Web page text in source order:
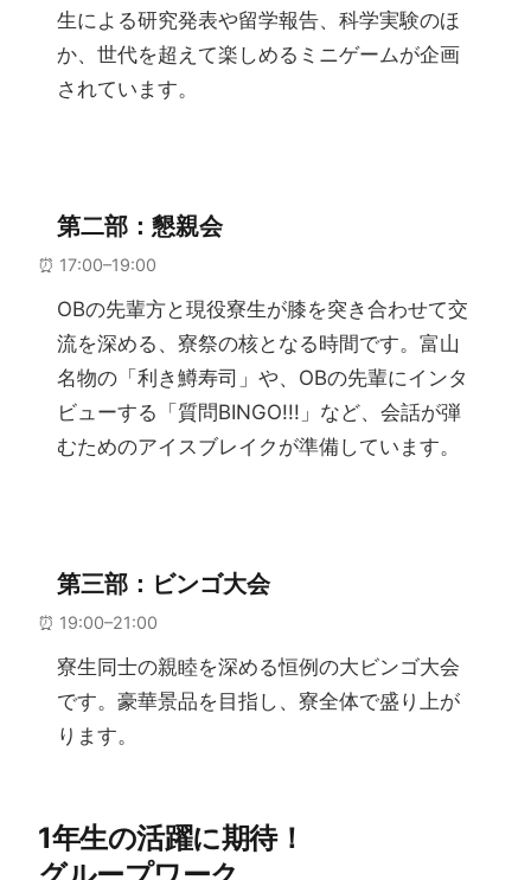
生による研究発表や留学報告、科学実験のほ
か、世代を超えて楽しめるミニゲームが企画
されています。
第二部：懇親会
⏰ 17:00–19:00
OBの先輩方と現役寮生が膝を突き合わせて交
流を深める、寮祭の核となる時間です。富山
名物の「利き鱒寿司」や、OBの先輩にインタ
ビューする「質問BINGO!!!」など、会話が弾
むためのアイスブレイクが準備しています。
第三部：ビンゴ大会
⏰ 19:00–21:00
寮生同士の親睦を深める恒例の大ビンゴ大会
です。豪華景品を目指し、寮全体で盛り上が
ります。
1年生の​活躍に​期待！​